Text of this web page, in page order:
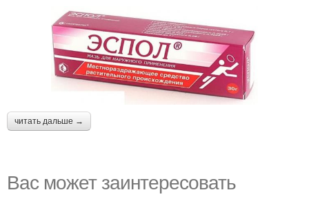
читать дальше →
Вас может заинтересовать